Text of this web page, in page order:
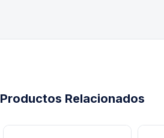
Productos Relacionados